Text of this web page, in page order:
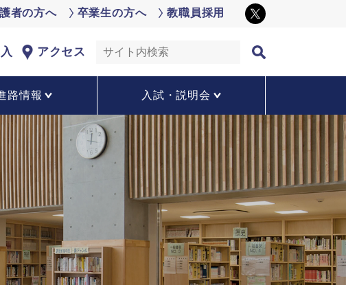
者の方へ 卒業生の方へ 教職員採用
アクセス
路情報 入試・説明会